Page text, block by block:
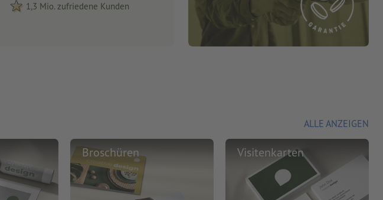
1,3 Mio. zufriedene Kunden
ALLE ANZEIGEN
Broschüren Visitenkarten